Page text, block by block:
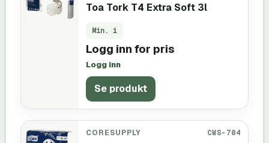
Toa Tork T4 Extra Soft 3l
Min. 1
Logg inn for pris
Logg inn
Se produkt
CORESUPPLY CWS-704